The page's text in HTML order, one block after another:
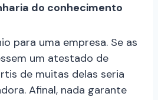
do conhecimento
para uma empresa. Se as
um atestado de
de muitas delas seria
Afinal, nada garante